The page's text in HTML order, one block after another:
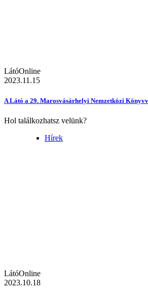
LátóOnline
2023.11.15
A Látó a 29. Marosvásárhelyi Nemzetközi
Hol találkozhatsz velünk?
Hírek
LátóOnline
2023.10.18